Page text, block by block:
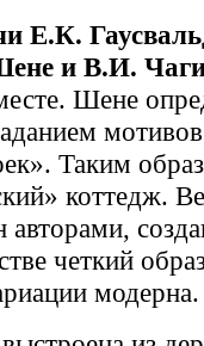
Е.К.
и В.И.
Шене
Таким
коттедж.
авторами,
четкий
модерна.